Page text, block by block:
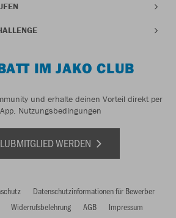
IM JAKO CLUB
und erhalte deinen Vorteil direkt per
Nutzungsbedingungen
WERDEN
Datenschutzinformationen für Bewerber
Widerrufsbelehrung AGB Impressum